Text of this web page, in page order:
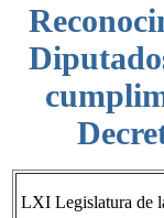
LXI Legislatura de